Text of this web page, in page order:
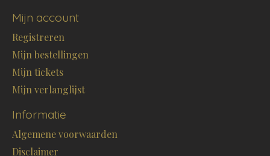
Mijn account
Registreren
Mijn bestellingen
Mijn tickets
Mijn verlanglijst
Informatie
Algemene voorwaarden
Disclaimer